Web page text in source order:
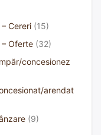
Cereri (15)
Oferte (32)
concesionez
arendat
(9)